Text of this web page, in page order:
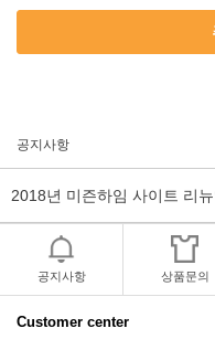
공지사항
2019년 설 명절 배송지연 안내
2018년 미즌하임 사이트 리
2018년 야휴회 공지[상담/배송
2018년 모바일샵 리뉴얼 업
공지사항 상품문의
Customer center